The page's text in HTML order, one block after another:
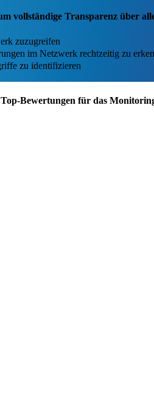
vollständige Transparenz über
zuzugreifen
im Netzwerk rechtzeitig zu
zu identifizieren
Top-Bewertungen für das